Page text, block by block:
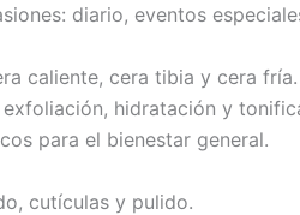
diario, eventos
caliente, cera tibia y cera fría.
hidratación y
para el bienestar general.
cutículas y pulido.